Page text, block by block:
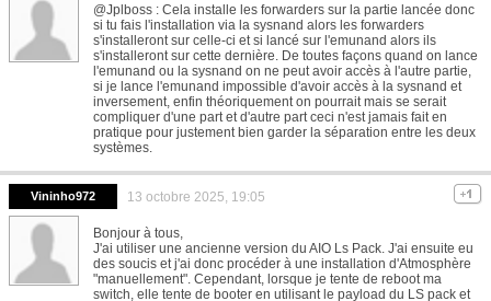
@Jplboss : Cela installe les forwarders sur la partie lancée donc
si tu fais l'installation via la sysnand alors les forwarders
s'installeront sur celle-ci et si lancé sur l'emunand alors ils
s'installeront sur cette dernière. De toutes façons quand on lance
l'emunand ou la sysnand on ne peut avoir accès à l'autre partie,
si je lance l'emunand impossible d'avoir accès à la sysnand et
inversement, enfin théoriquement on pourrait mais se serait
compliquer d'une part et d'autre part ceci n'est jamais fait en
pratique pour justement bien garder la séparation entre les deux
systèmes.
Vininho972 13 octobre 2025, 19:05
Bonjour à tous,
J'ai utiliser une ancienne version du AIO Ls Pack. J'ai ensuite eu
des soucis et j'ai donc procéder à une installation d'Atmosphère
"manuellement". Cependant, lorsque je tente de reboot ma
switch, elle tente de booter en utilisant le payload du LS pack et